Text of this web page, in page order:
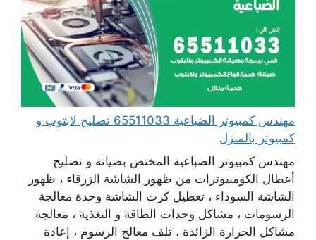
مهندس كمبيوتر الضباعية 65511033 تصليح لابتوب و
كمبيوتر بالمنزل
مهندس كمبيوتر الضباعية المختص بصيانة و تصليح
أعطال الكومبيوترات من ظهور الشاشة الزرقاء ، ظهور
الشاشة السوداء ، تعطيل كرت الشاشة وحدة معالجة
الرسومات ، مشاكل وحدات الطاقة و التغذية ، معالجة
مشاكل الحرارة الزائدة ، تلف معالج الرسوم ، إعادة